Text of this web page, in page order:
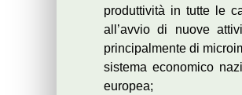
produttività in tutte le
all’avvio di nuove
principalmente di
sistema economico
europea;